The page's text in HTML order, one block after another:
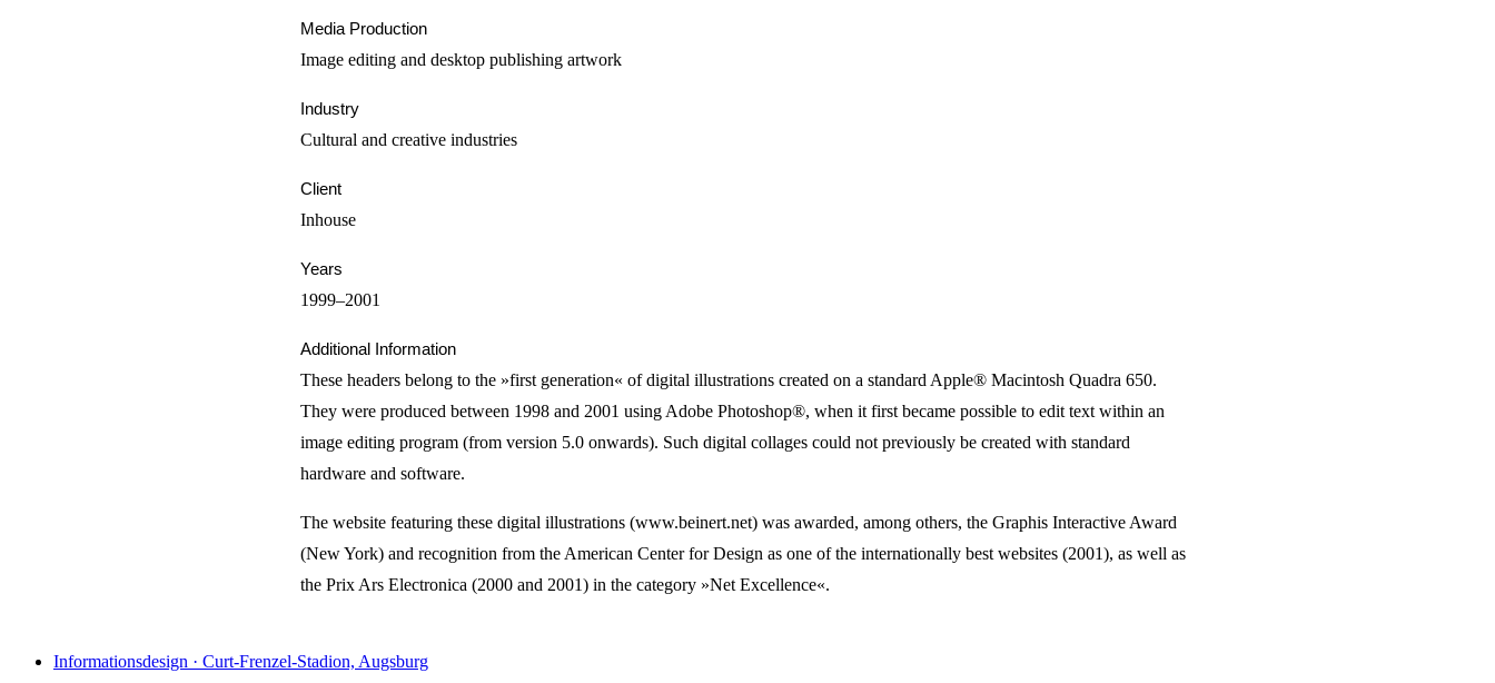
Media Production
Image editing and desktop publishing artwork
Industry
Cultural and creative industries
Client
Inhouse
Years
1999–2001
Additional Information
These headers belong to the »first generation« of digital illustrations created on a standard Apple® Macintosh Quadra 650.
They were produced between 1998 and 2001 using Adobe Photoshop®, when it first became possible to edit text within an
image editing program (from version 5.0 onwards). Such digital collages could not previously be created with standard
hardware and software.
The website featuring these digital illustrations (www.beinert.net) was awarded, among others, the Graphis Interactive Award
(New York) and recognition from the American Center for Design as one of the internationally best websites (2001), as well as
the Prix Ars Electronica (2000 and 2001) in the category »Net Excellence«.
Informationsdesign · Curt-Frenzel-Stadion, Augsburg